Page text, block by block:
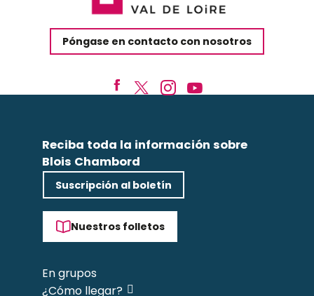
Póngase en contacto con nosotros
Reciba toda la información sobre
Blois Chambord
Suscripción al boletín
Nuestros folletos
En grupos
¿Cómo llegar?